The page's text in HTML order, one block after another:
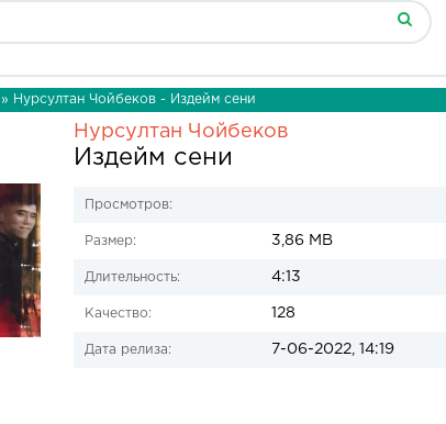
» Нурсултан Чойбеков - Издейм сени
Нурсултан Чойбеков
Издейм сени
Просмотров:
Размер: 3,86 MB
Длительность: 4:13
Качество: 128
Дата релиза: 7-06-2022, 14:19